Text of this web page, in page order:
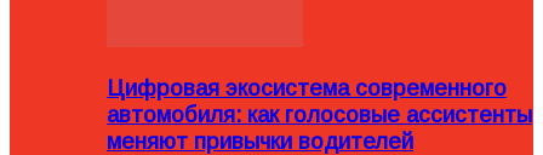
Цифровая экосистема современного
автомобиля: как голосовые ассистенты
меняют привычки водителей